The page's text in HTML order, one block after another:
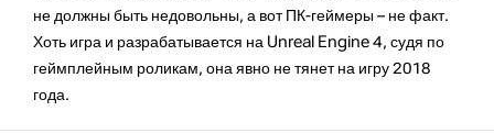
не должны быть недовольны, а вот ПК-геймеры – не факт.
Хоть игра и разрабатывается на Unreal Engine 4, судя по
геймплейным роликам, она явно не тянет на игру 2018
года.